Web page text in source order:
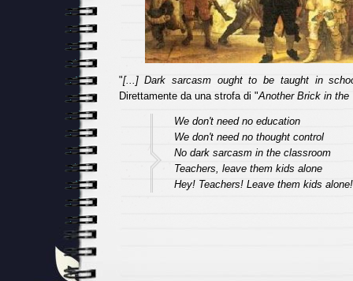
"[...] Dark sarcasm ought to be taught in
Direttamente da una strofa di "Another Brick in the
We don't need no education
We don't need no thought control
No dark sarcasm in the classroom
Teachers, leave them kids alone
Hey! Teachers! Leave them kids alone!